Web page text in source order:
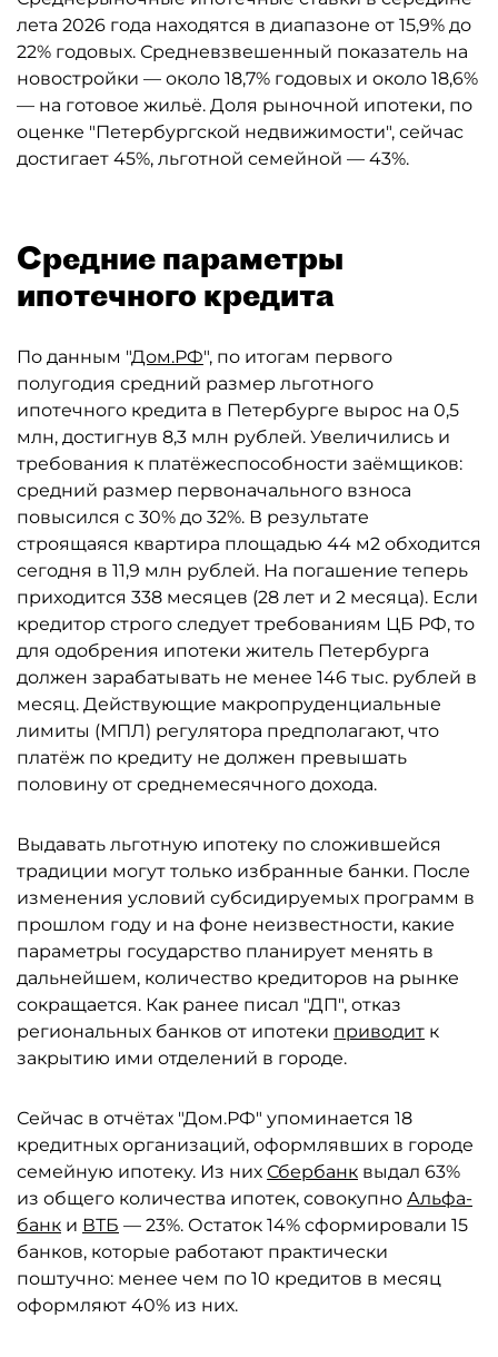
лета 2026 года находятся в диапазоне от 15,9% до
22% годовых. Средневзвешенный показатель на
новостройки — около 18,7% годовых и около 18,6%
— на готовое жильё. Доля рыночной ипотеки, по
оценке "Петербургской недвижимости", сейчас
достигает 45%, льготной семейной — 43%.
Средние параметры
ипотечного кредита
По данным "Дом.РФ", по итогам первого
полугодия средний размер льготного
ипотечного кредита в Петербурге вырос на 0,5
млн, достигнув 8,3 млн рублей. Увеличились и
требования к платёжеспособности заёмщиков:
средний размер первоначального взноса
повысился с 30% до 32%. В результате
строящаяся квартира площадью 44 м2 обходится
сегодня в 11,9 млн рублей. На погашение теперь
приходится 338 месяцев (28 лет и 2 месяца). Если
кредитор строго следует требованиям ЦБ РФ, то
для одобрения ипотеки житель Петербурга
должен зарабатывать не менее 146 тыс. рублей в
месяц. Действующие макропруденциальные
лимиты (МПЛ) регулятора предполагают, что
платёж по кредиту не должен превышать
половину от среднемесячного дохода.
Выдавать льготную ипотеку по сложившейся
традиции могут только избранные банки. После
изменения условий субсидируемых программ в
прошлом году и на фоне неизвестности, какие
параметры государство планирует менять в
дальнейшем, количество кредиторов на рынке
сокращается. Как ранее писал "ДП", отказ
региональных банков от ипотеки приводит к
закрытию ими отделений в городе.
Сейчас в отчётах "Дом.РФ" упоминается 18
кредитных организаций, оформлявших в городе
семейную ипотеку. Из них Сбербанк выдал 63%
из общего количества ипотек, совокупно Альфа-
банк и ВТБ — 23%. Остаток 14% сформировали 15
банков, которые работают практически
поштучно: менее чем по 10 кредитов в месяц
оформляют 40% из них.